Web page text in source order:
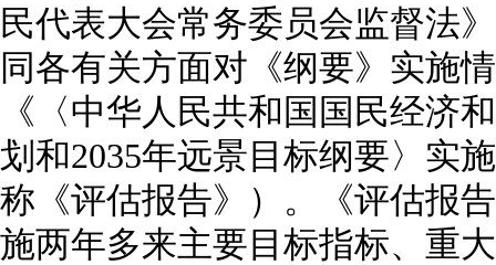
民代表大会常务委员会监督法
同各有关方面对《纲要》实施
《〈中华人民共和国国民经济
划和2035年远景目标纲要〉实
称《评估报告》）。《评估报
施两年多来主要目标指标、重